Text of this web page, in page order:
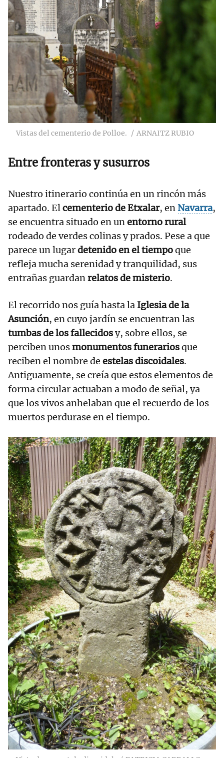
Vistas del cementerio de Polloe. ARNAITZ RUBIO
Entre fronteras y susurros
Nuestro itinerario continúa en un rincón más
apartado. Elcementerio de Etxalar, en Navarra,
se encuentra situado en unentorno rural
rodeado de verdes colinas y prados. Pese a que
parece un lugardetenido en el tiempoque
refleja mucha serenidad y tranquilidad, sus
entrañas guardanrelatos de misterio.
El recorrido nos guía hasta la Iglesia de la
Asunción, en cuyo jardín se encuentran las
tumbas de los fallecidosy, sobre ellos, se
perciben unosmonumentos funerariosque
reciben el nombre de estelas discoidales.
Antiguamente, se creía que estos elementos de
forma circular actuaban a modo de señal, ya
que los vivos anhelaban que el recuerdo de los
muertos perdurase en el tiempo.